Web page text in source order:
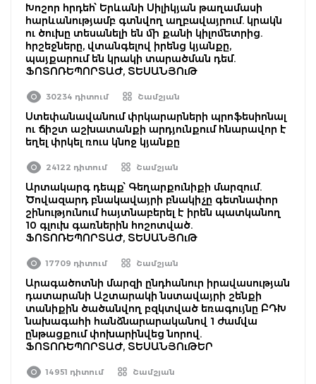
Խոշոր հրդեհ՝ Երևանի Սիլիկյան թաղամասի
հարևանությամբ գտնվող աղբավայրում. կրակն
ու ծուխը տեսանելի են մի քանի կիլոմետրից.
հրշեջները, վտանգելով իրենց կյանքը,
պայքարում են կրակի տարածման դեմ.
ՖՈՏՈՌԵՊՈՐՏԱԺ, ՏԵՍԱՆՅՈւԹ
30234 դիտում Շամշյան
Ստեփանավանում փրկարարների պրոֆեսիոնալ
ու ճիշտ աշխատանքի արդյունքում հնարավոր է
եղել փրկել ռուս կնոջ կյանքը
24122 դիտում Շամշյան
Արտակարգ դեպք՝ Գեղարքունիքի մարզում.
Ծովազարդ բնակավայրի բնակիչը գետնափոր
շինությունում հայտնաբերել է իրեն պատկանող
10 գլուխ գառներին հոշոտված.
ՖՈՏՈՌԵՊՈՐՏԱԺ, ՏԵՍԱՆՅՈւԹ
17709 դիտում Շամշյան
Արագածոտնի մարզի ընդհանուր իրավասության
դատարանի Աշտարակի նստավայրի շենքի
տանիքին ծածանվող բզկտված եռագույնը ԲԴԽ
նախագահի հանձնարարականով 1 ժամվա
ընթացքում փոխարինվեց նորով.
ՖՈՏՈՌԵՊՈՐՏԱԺ, ՏԵՍԱՆՅՈւԹԵՐ
14951 դիտում Շամշյան